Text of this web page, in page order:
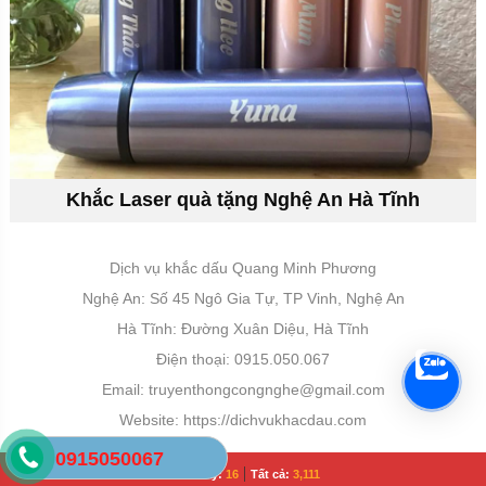
Khắc Laser quà tặng Nghệ An Hà Tĩnh
Dịch vụ khắc dấu Quang Minh Phương
Nghệ An: Số 45 Ngô Gia Tự, TP Vinh, Nghệ An
Hà Tĩnh: Đường Xuân Diệu, Hà Tĩnh
Điện thoại: 0915.050.067
Email: truyenthongcongnghe@gmail.com
Website: https://dichvukhacdau.com
Hôm nay:16| Tất cả: 3,111
0915050067